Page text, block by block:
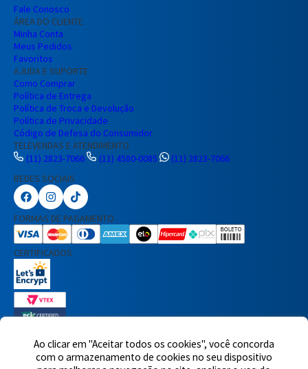
Ao clicar em "Aceitar todos os cookies", você concorda
com o armazenamento de cookies no seu dispositivo
Fale Conosco
ÁREA DO CLIENTE
Minha Conta
Meus Pedidos
Favoritos
AJUDA E SUPORTE
Como Comprar
Política de Entrega
Política de Troca e Devolução
Política de Privacidade
Código de Defesa do Consumidor
TELEVENDAS E ATENDIMENTO
(11) 2823-7066
(11) 4580-0085
(11) 2823-7066
REDES SOCIAIS
FORMAS DE PAGAMENTO
CERTIFICADOS
7460 avaliações reais
Nome Completo